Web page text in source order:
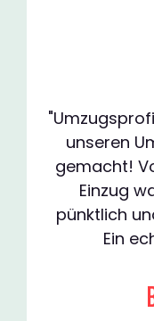
unseren
gemacht!
Einzug
pünktlich
Ein